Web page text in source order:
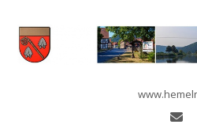
content